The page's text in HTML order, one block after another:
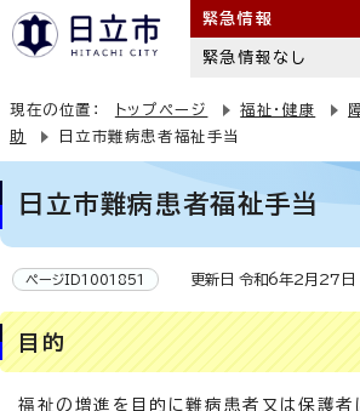
緊急情報
緊急情報なし
現在の位置： トップページ 福祉・健康
助
日立市難病患者福祉手当
日立市難病患者福祉手当
ページID1001851 更新日 令和6年2月27日
目的
福祉の増進を目的に難病患者又は保護者